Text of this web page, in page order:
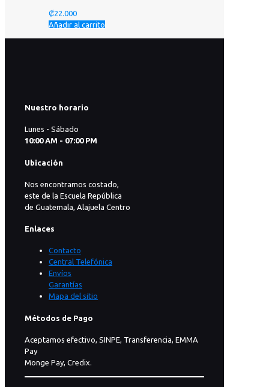
₡22.000
Añadir al carrito
Nuestro horario
Lunes - Sábado
10:00 AM - 07:00 PM
Ubicación
Nos encontramos costado,
este de la Escuela República
de Guatemala, Alajuela Centro
Enlaces
Contacto
Central Telefónica
Envíos
Garantías
Mapa del sitio
Métodos de Pago
Aceptamos efectivo, SINPE, Transferencia, EMMA
Pay
Monge Pay, Credix.